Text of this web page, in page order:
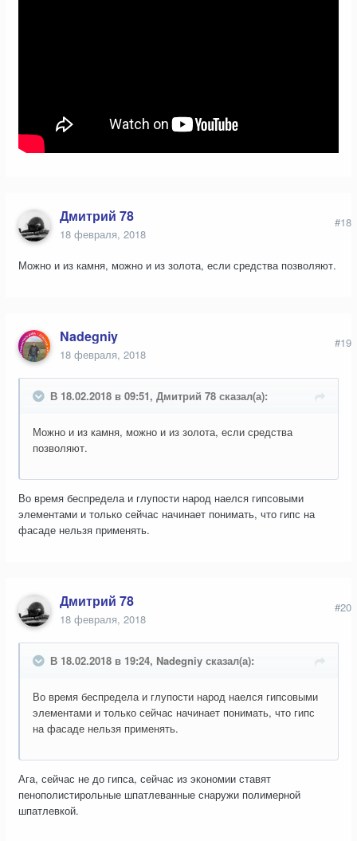
Дмитрий 78
18 февраля, 2018
#18
Можно и из камня, можно и из золота, если средства позволяют.
Nadegniy
18 февраля, 2018
#19
В 18.02.2018 в 09:51, Дмитрий 78 сказал(а):
Можно и из камня, можно и из золота, если средства
позволяют.
Во время беспредела и глупости народ наелся гипсовыми
элементами и только сейчас начинает понимать, что гипс на
фасаде нельзя применять.
Дмитрий 78
18 февраля, 2018
#20
В 18.02.2018 в 19:24, Nadegniy сказал(а):
Во время беспредела и глупости народ наелся гипсовыми
элементами и только сейчас начинает понимать, что гипс
на фасаде нельзя применять.
Ага, сейчас не до гипса, сейчас из экономии ставят
пенополистирольные шпатлеванные снаружи полимерной
шпатлевкой.